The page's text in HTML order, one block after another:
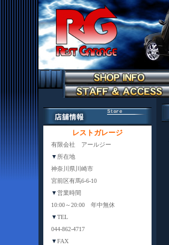
レストガレージ
有限会社 アールジー
▼ 所在地
神奈川県川崎市
宮前区有馬6-6-10
▼営業時間
10:00～20:00 年中無休
▼TEL
044-862-4717
▼FAX